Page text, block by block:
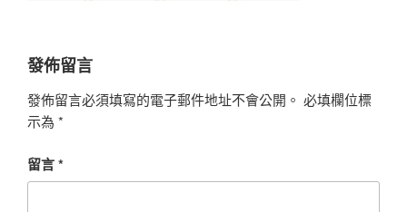
發佈留言
發佈留言必須填寫的電子郵件地址不會公開。 必填欄位標
示為 *
留言*